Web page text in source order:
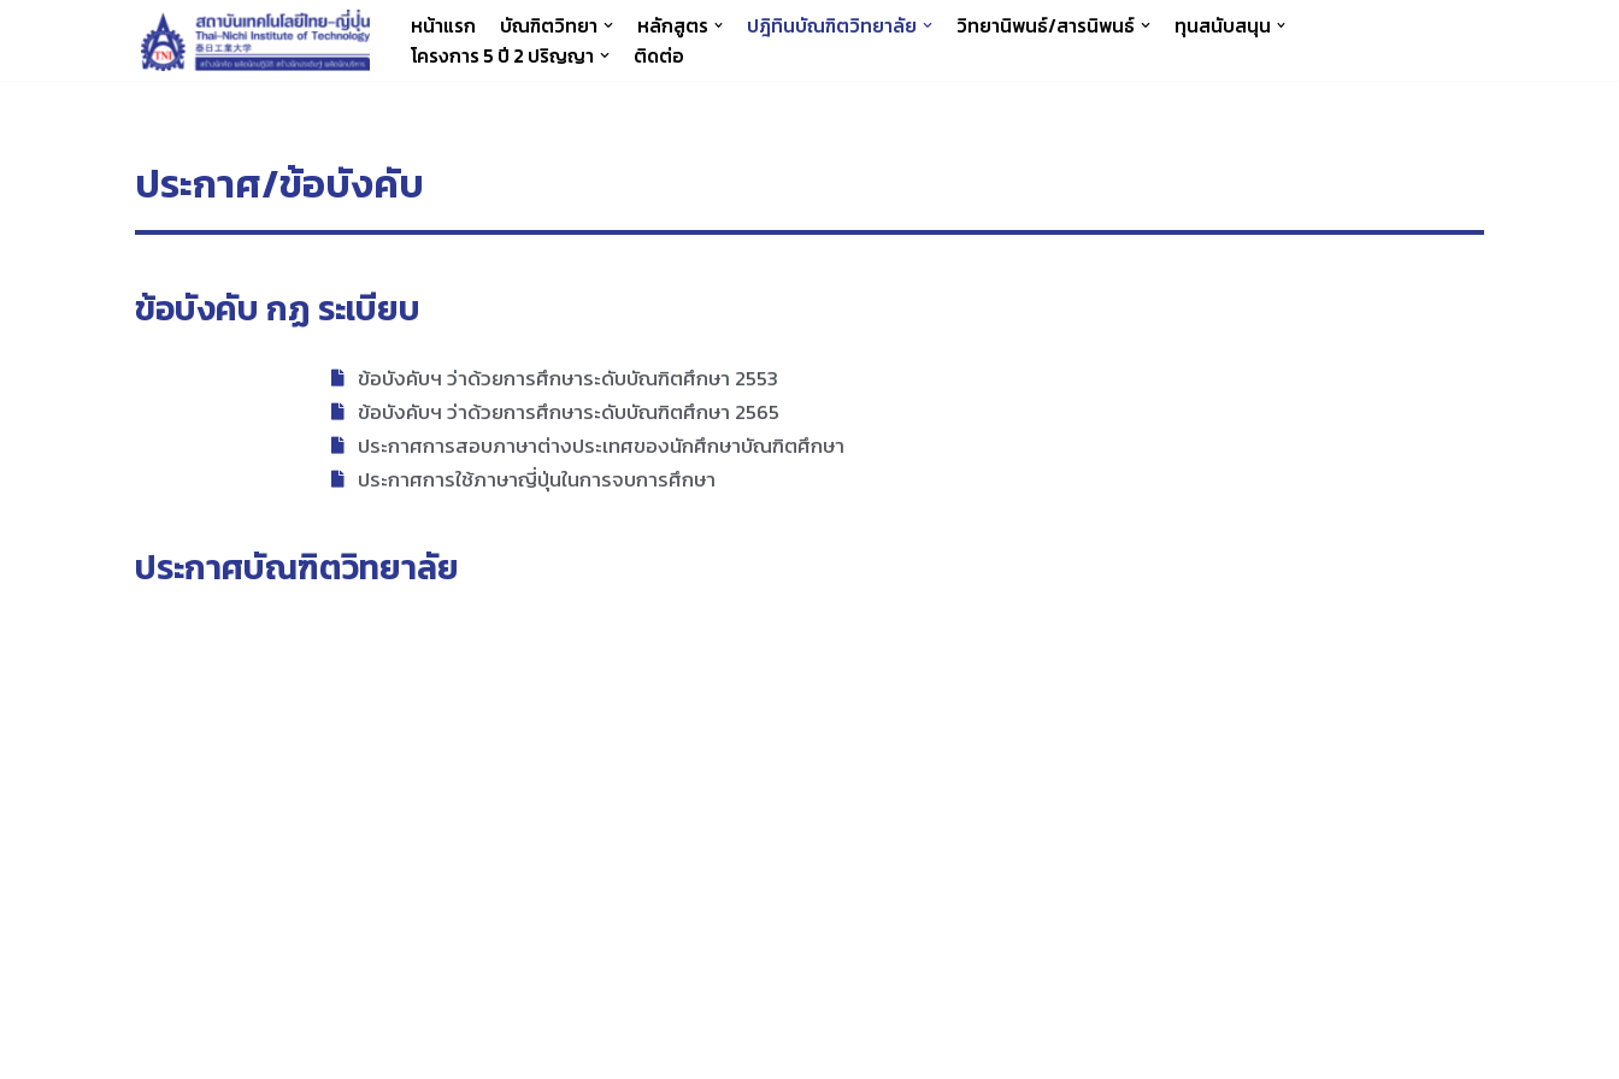
หน้าแรก บัณฑิตวิทยา หลักสูตร ปฎิทินบัณฑิตวิทยาลัย วิทยานิพนธ์/สารนิพนธ์
ทุนสนับสนุน
โครงการ 5 ปี 2 ปริญญา
ติดต่อ
ประกาศ/ข้อบังคับ
ข้อบังคับ กฏ ระเบียบ
ข้อบังคับฯ ว่าด้วยการศึกษาระดับบัณฑิตศึกษา 2553
ข้อบังคับฯ ว่าด้วยการศึกษาระดับบัณฑิตศึกษา 2565
ประกาศการสอบภาษาต่างประเทศของนักศึกษาบัณฑิตศึกษา
ประกาศการใช้ภาษาญี่ปุ่นในการจบการศึกษา
ประกาศบัณฑิตวิทยาลัย